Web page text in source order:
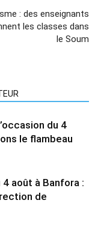
: des enseignants
les classes dans
le Soum
du 4
le flambeau
août à Banfora :
de